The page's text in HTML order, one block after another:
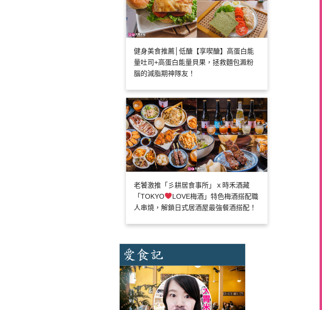
健身美食推薦│低醣【享喫醣】高蛋白能
量吐司+高蛋白能量貝果，拯救麵包澱粉
腦的減脂期神隊友！
老饕激推「彡耕居食事所」ｘ時禾酒藏
「TOKYO
LOVE梅酒」特色梅酒搭配職
人串燒，解鎖日式居酒屋最強餐酒搭配！